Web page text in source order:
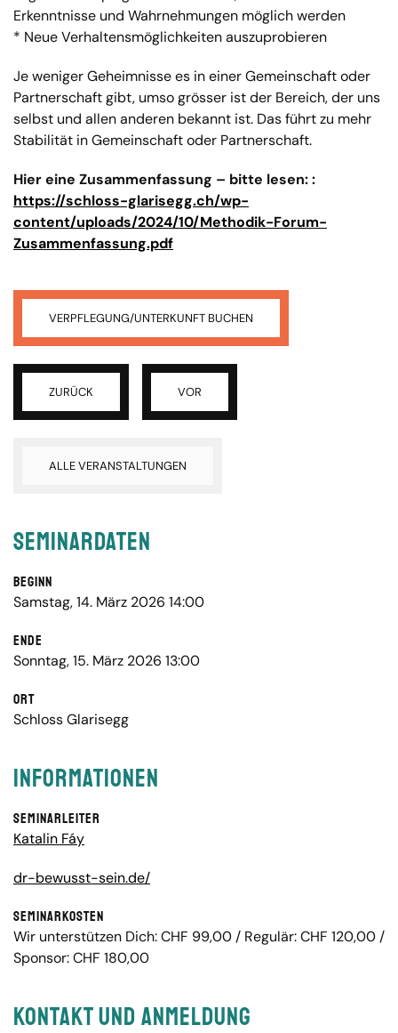
Erkenntnisse und Wahrnehmungen möglich werden
* Neue Verhaltensmöglichkeiten auszuprobieren
Je weniger Geheimnisse es in einer Gemeinschaft oder
Partnerschaft gibt, umso grösser ist der Bereich, der uns
selbst und allen anderen bekannt ist. Das führt zu mehr
Stabilität in Gemeinschaft oder Partnerschaft.
Hier eine Zusammenfassung – bitte lesen::
https://schloss-glarisegg.ch/wp-
content/uploads/2024/10/Methodik-Forum-
Zusammenfassung.pdf
VERPFLEGUNG/UNTERKUNFT BUCHEN
ZURÜCK VOR
ALLE VERANSTALTUNGEN
Seminardaten
Beginn
Samstag, 14. März 2026 14:00
Ende
Sonntag, 15. März 2026 13:00
Ort
Schloss Glarisegg
Informationen
Seminarleiter
Katalin Fáy
dr-bewusst-sein.de/
Seminarkosten
Wir unterstützen Dich: CHF 99,00 / Regulär: CHF 120,00 /
Sponsor: CHF 180,00
Kontakt und Anmeldung